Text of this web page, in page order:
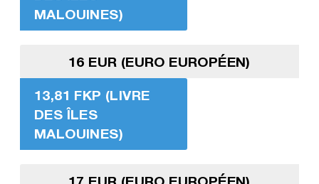
MALOUINES)
16 EUR (EURO EUROPÉEN)
13,81 FKP (LIVRE
DES ÎLES
MALOUINES)
17 EUR (EURO EUROPÉEN)